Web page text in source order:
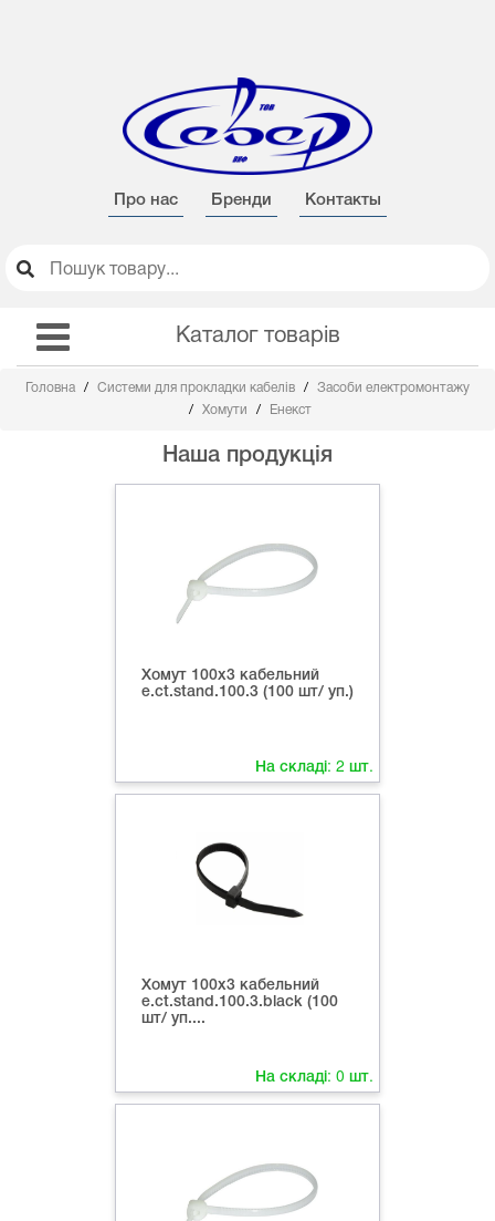
Про нас Бренди Контакты
Каталог товарів
Головна Системи для прокладки кабелів
Засоби електромонтажу
Хомути
Енекст
Наша продукція
Хомут 100х3 кабельний
e.ct.stand.100.3 (100 шт/ уп.)
На складі: 2 шт.
Хомут 100х3 кабельний
e.ct.stand.100.3.black (100
шт/ уп....
На складі: 0 шт.